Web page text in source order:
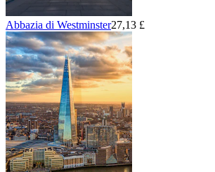
Abbazia di Westminster27,13 £